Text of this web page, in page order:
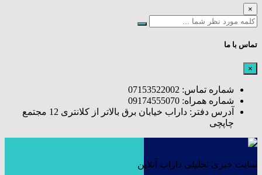
×
تماس با ما
×
شماره تماس: 07153522002
شماره همراه: 09174555070
آدرس دفتر: داراب خیابان برق بالاتر از کلانتری 12 مجتمع
چاپچی
سایت خبری تحلیلی داراب آنلاین